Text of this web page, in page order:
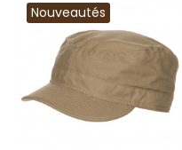
Nouveautés